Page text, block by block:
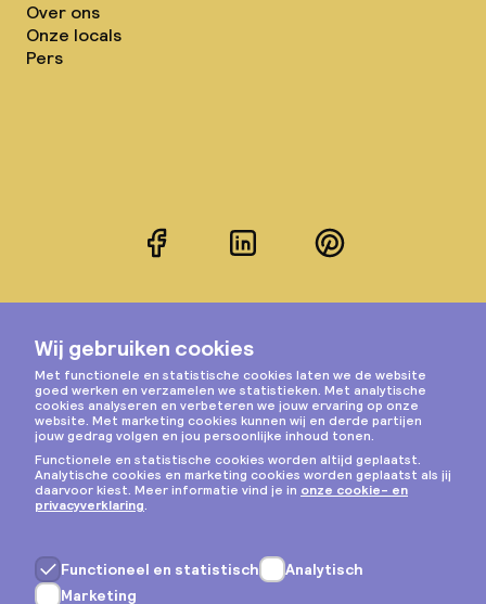
Over ons
Onze locals
Pers
FacebookLinkedInPinterest
Instagram
Privacy & cookies
Algemene voorwaarden